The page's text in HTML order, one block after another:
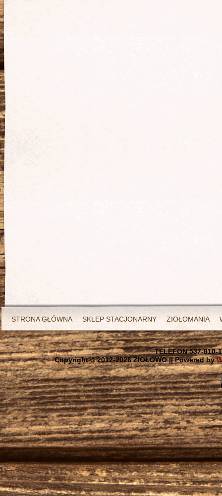
STRONA GŁÓWNA SKLEP STACJONARNY ZIOŁOMANIA
TELEFON 537-810-
Copyright © 2012-2026 ZIOŁOWO || Powered by